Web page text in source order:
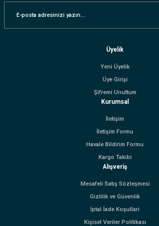
Üyelik
Yeni Üyelik
Üye Girişi
Şifremi Unuttum
Kurumsal
İletişim
İletişim Formu
Havale Bildirim Formu
Kargo Takibi
Alışveriş
Mesafeli Satış Sözleşmesi
Gizlilik ve Güvenlik
İptal İade Koşullari
Kişisel Veriler Politikası